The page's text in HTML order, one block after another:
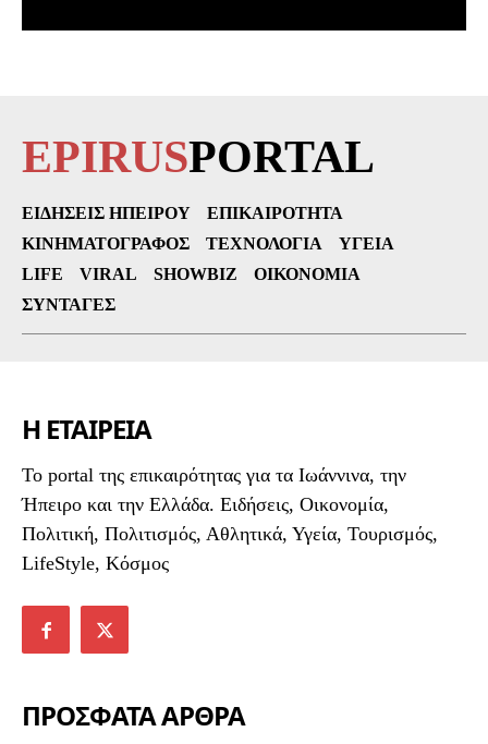
EPIRUSPORTAL
ΕΙΔΉΣΕΙΣ ΗΠΕΊΡΟΥ
ΕΠΙΚΑΙΡΌΤΗΤΑ
ΚΙΝΗΜΑΤΟΓΡΆΦΟΣ
ΤΕΧΝΟΛΟΓΊΑ
ΥΓΕΊΑ
LIFE
VIRAL SHOWBIZ
ΟΙΚΟΝΟΜΊΑ
ΣΥΝΤΑΓΈΣ
Η ΕΤΑΙΡΕΙΑ
To portal της επικαιρότητας για τα Ιωάννινα, την
Ήπειρο και την Ελλάδα. Ειδήσεις, Οικονομία,
Πολιτική, Πολιτισμός, Αθλητικά, Υγεία, Τουρισμός,
LifeStyle, Κόσμος
ΠΡΟΣΦΑΤΑ ΑΡΘΡΑ